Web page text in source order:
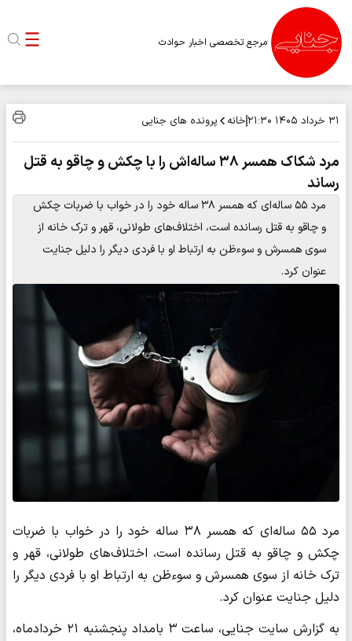
مرجع تخصصی اخبار حوادث
۳۱ خرداد ۱۴۰۵ ۲۱:۳۰ خانه پرونده های جنایی
مرد شکاک همسر ۳۸ ساله‌اش را با چکش و چاقو به قتل
رساند
مرد ۵۵ ساله‌ای که همسر ۳۸ ساله خود را در خواب با ضربات چکش
و چاقو به قتل رسانده است، اختلاف‌های طولانی، قهر و ترک خانه از
سوی همسرش و سوءظن به ارتباط او با فردی دیگر را دلیل جنایت
عنوان کرد.
مرد ۵۵ ساله‌ای که همسر ۳۸ ساله خود را در خواب با ضربات
چکش و چاقو به قتل رسانده است، اختلاف‌های طولانی، قهر و
ترک خانه از سوی همسرش و سوءظن به ارتباط او با فردی دیگر را
دلیل جنایت عنوان کرد.
به گزارش سایت جنایی، ساعت ۳ بامداد پنجشنبه ۲۱ خردادماه،